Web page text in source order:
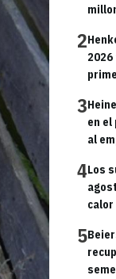
2
3
en
al
4Los
calor
5